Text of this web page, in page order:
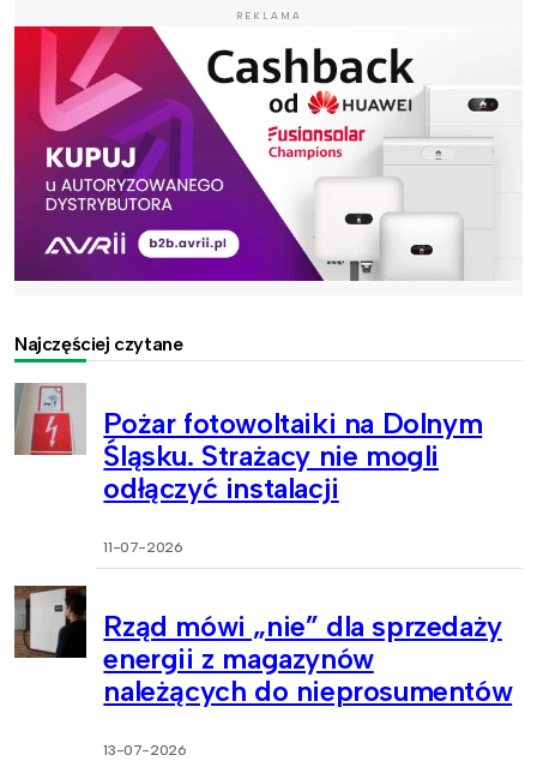
REKLAMA
Najczęściej czytane
Pożar fotowoltaiki na Dolnym
Śląsku. Strażacy nie mogli
odłączyć instalacji
11-07-2026
Rząd mówi „nie” dla sprzedaży
energii z magazynów
należących do nieprosumentów
13-07-2026